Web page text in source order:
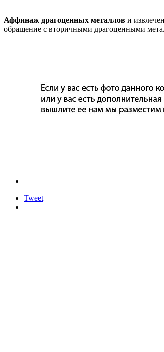
Аффинаж драгоценных металлов и
обращение с вторичными драгоценными
Tweet